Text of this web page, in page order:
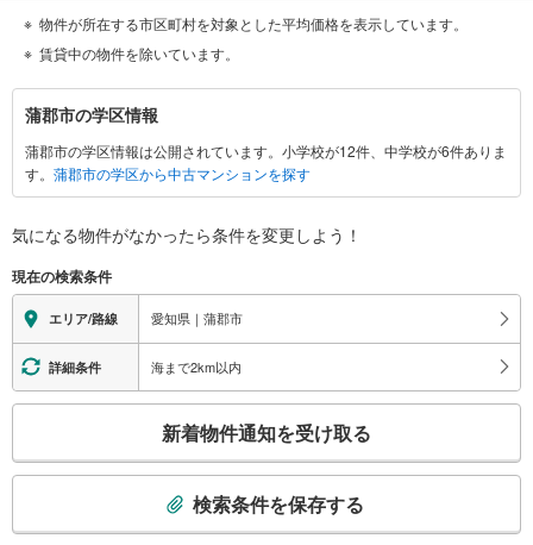
物件が所在する市区町村を対象とした平均価格を表示しています。
賃貸中の物件を除いています。
蒲
郡
市
に
す
情
報
蒲郡市の学区情報
蒲郡市の学区情報は公開されています。小学校が12件、中学校が6件ありま
す。 蒲郡市の学区から中古マンションを探す
気になる物件がなかったら条件を変更しよう！
現在の検索条件
エリア/路線 愛知県｜蒲郡市
詳細条件 海まで2km以内
検
新着物件通知を受け取る
検索条件を保存する